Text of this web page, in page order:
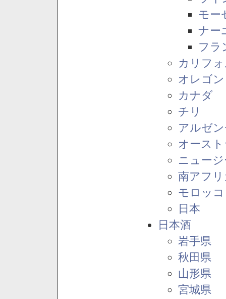
モー
ナー
フラ
カリフ
オレゴ
カナダ
チリ
アルゼ
オース
ニュー
南アフ
モロッコ
日本
日本酒
岩手県
秋田県
山形県
宮城県